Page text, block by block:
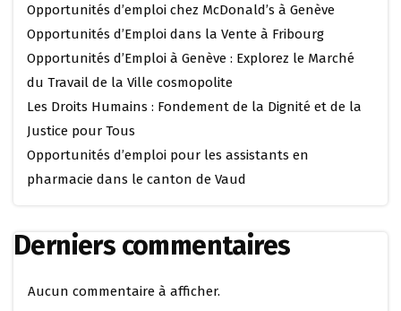
Opportunités d’emploi chez McDonald’s à Genève
Opportunités d’Emploi dans la Vente à Fribourg
Opportunités d’Emploi à Genève : Explorez le Marché
du Travail de la Ville cosmopolite
Les Droits Humains : Fondement de la Dignité et de la
Justice pour Tous
Opportunités d’emploi pour les assistants en
pharmacie dans le canton de Vaud
Derniers commentaires
Aucun commentaire à afficher.